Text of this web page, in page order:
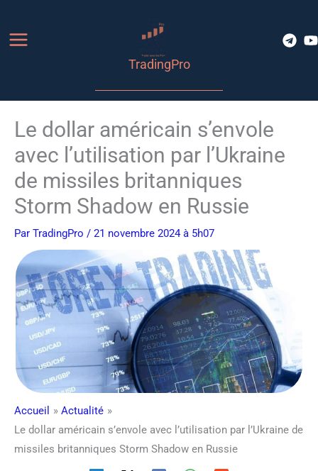
contenu
TradingPro
Le dollar américain s’envole
avec l’utilisation par l’Ukraine
de missiles britanniques
Storm Shadow en Russie
Par TradingPro / 21 novembre 2024 à 5h07
Accueil
Actualité
Le dollar américain s’envole avec l’utilisation par l’Ukraine de
missiles britanniques Storm Shadow en Russie